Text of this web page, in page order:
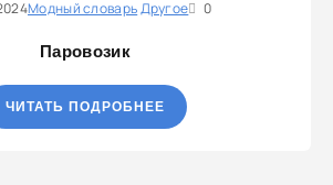
Модный словарьДругое 0
Паровозик
ЧИТАТЬ ПОДРОБНЕЕ